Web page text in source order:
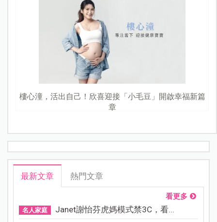
樓心潼，活出自己！欣喜迎接「小毛豆」開啟幸福新篇
章
最新文章 熱門文章
看更多
名人家庭 Janet謝怡芬虎媽模式禁3C，看...